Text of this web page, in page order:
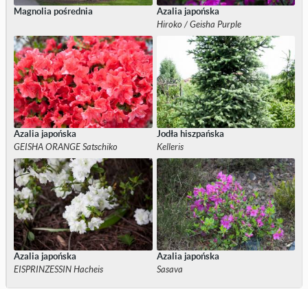
Magnolia pośrednia
Azalia japońska
Hiroko / Geisha Purple
Azalia japońska
GEISHA ORANGE Satschiko
Jodła hiszpańska
Kelleris
Azalia japońska
EISPRINZESSIN Hacheis
Azalia japońska
Sasava